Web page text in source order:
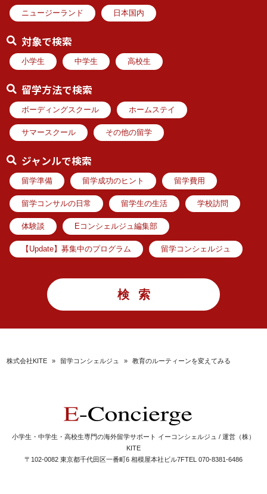
ニュージーランド 日本国内
対象で検索
小学生 中学生 高校生
留学方法で検索
ボーディングスクール ホームステイ
サマースクール その他の留学
ジャンルで検索
留学準備 留学成功のヒント 留学費用
留学コンサルの日常 留学生の生活 学校訪問
体験談 Eコンシェルジュ編集部
【Update】募集中のプログラム 留学コンシェルジュ
株式会社KITE » 留学コンシェルジュ » 教育のルーティーンを変えてみる
小学生・中学生・高校生専門の海外留学サポート イーコンシェルジュ / 運営（株）
KITE
〒102-0082 東京都千代田区一番町6 相模屋本社ビル7FTEL 070-8381-6486